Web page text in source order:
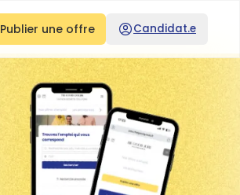
Publier une offre Candidat.e